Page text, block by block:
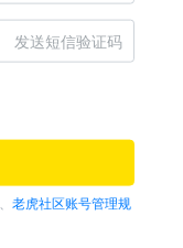
发送短信验证码
老虎社区账号管理规